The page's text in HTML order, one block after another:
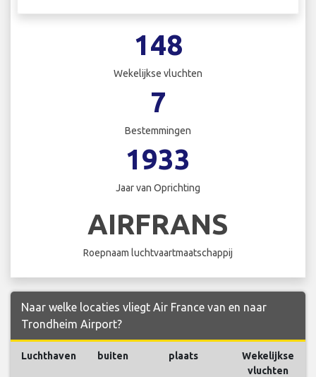
148
Wekelijkse vluchten
7
Bestemmingen
1933
Jaar van Oprichting
AIRFRANS
Roepnaam luchtvaartmaatschappij
Naar welke locaties vliegt Air France van en naar
Trondheim Airport?
Luchthaven buiten plaats
Wekelijkse
vluchten